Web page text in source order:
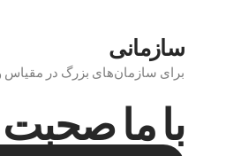
سازمانی
برای سازمان‌های بزرگ در مقیاس
با ما صحبت